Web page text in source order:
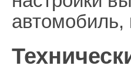
автомобиль,